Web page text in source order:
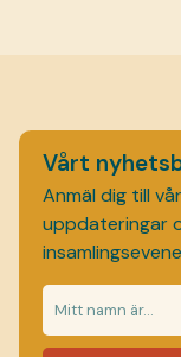
Vårt
Anmäl dig till
uppdateringar